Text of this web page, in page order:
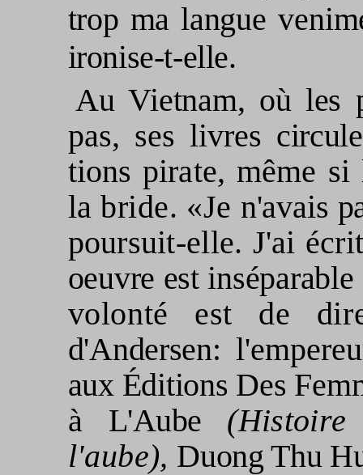
trop ma lan­gue
ironise-t-elle.
Au Vietnam, où les
pas, ses livres
tions pirate, même
la bride. «Je n'avais
poursuit-elle. J'ai
oeuvre est
volonté est de
d'Andersen:
aux Éditions Des Fem­
à L'Aube
l'aube), Duong Thu